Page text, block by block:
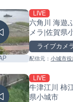
LIVE
六角川 海遊
メラ|佐賀県
ライブカメ
配信元： 小城市
LIVE
牛津江川 柿
県小城市